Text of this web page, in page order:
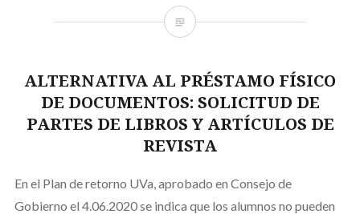
ALTERNATIVA AL PRÉSTAMO FÍSICO
DE DOCUMENTOS: SOLICITUD DE
PARTES DE LIBROS Y ARTÍCULOS DE
REVISTA
En el Plan de retorno UVa, aprobado en Consejo de
Gobierno el 4.06.2020 se indica que los alumnos no pueden